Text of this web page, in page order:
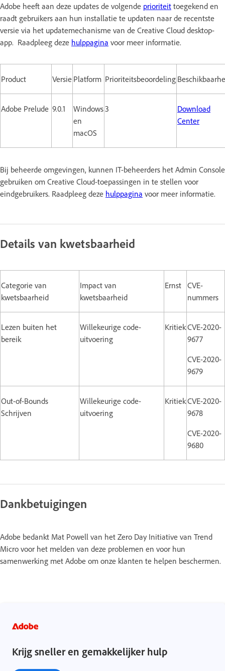
Adobe heeft aan deze updates de volgende prioriteit toegekend en
raadt gebruikers aan hun installatie te updaten naar de recentste
versie via het updatemechanisme van de Creative Cloud desktop-
app. Raadpleeg deze hulppagina voor meer informatie.
Product Versie Platform Prioriteitsbeoordeling
Adobe Prelude 9.0.1
Windows
en
macOS
3
Download
Center
Bij beheerde omgevingen, kunnen IT-beheerders het Admin Console
gebruiken om Creative Cloud-toepassingen in te stellen voor
eindgebruikers. Raadpleeg deze hulppagina voor meer informatie.
Details van kwetsbaarheid
Categorie van
kwetsbaarheid
Impact van
kwetsbaarheid
Ernst CVE-
nummers
Lezen buiten het
bereik
Willekeurige code-
uitvoering
KritiekCVE-2020-
9677
CVE-2020-
9679
Out-of-Bounds
Schrijven
Willekeurige code-
uitvoering
KritiekCVE-2020-
9678
CVE-2020-
9680
Dankbetuigingen
Adobe bedankt Mat Powell van het Zero Day Initiative van Trend
Micro voor het melden van deze problemen en voor hun
samenwerking met Adobe om onze klanten te helpen beschermen.
Krijg sneller en gemakkelijker hulp